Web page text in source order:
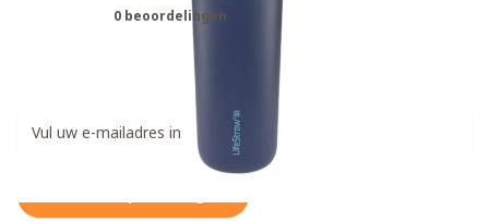
0 beoordelingen
Ontvang een weer op voorraad notificatie